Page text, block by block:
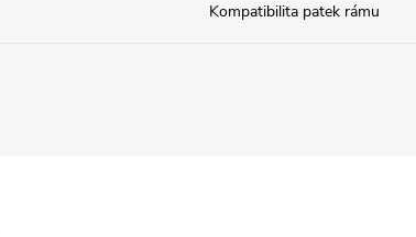
Kompatibilita patek rámu